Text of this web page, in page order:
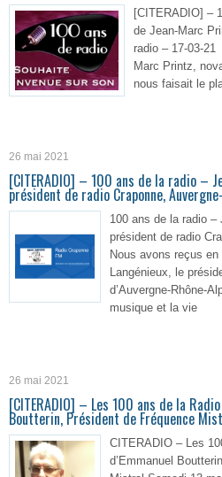
[CITERADIO] –
de Jean-Marc
radio – 17-03-
Marc Printz,
nous faisait le
26 mai 2021
[CITERADIO] – 100 ans de la radio –
président de radio Craponne,
100 ans de la radio –
président de radio
Nous avons reçus
Langénieux, le
d’Auvergne-Rhône-
musique et la vie
26 mai 2021
[CITERADIO] – Les 100 ans de la
Boutterin, Président de Fréquence
CITERADIO – Les
d’Emmanuel